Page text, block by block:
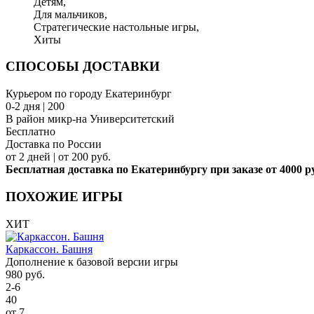
Для мальчиков,
Стратегические настольные игры,
Хиты
СПОСОБЫ ДОСТАВКИ
Курьером по городу Екатеринбург
0-2 дня | 200
В район микр-на Университетский
Бесплатно
Доставка по России
от 2 дней | от 200 руб.
Бесплатная доставка по Екатеринбургу при заказе от 4000
ПОХОЖИЕ ИГРЫ
ХИТ
Каркассон. Башня
Дополнение к базовой версии игры
980 руб.
2-6
40